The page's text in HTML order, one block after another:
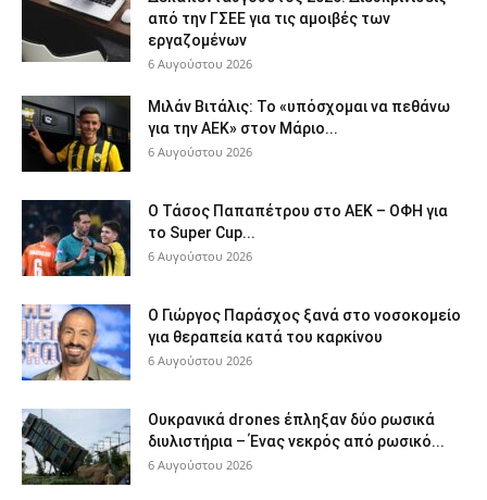
από την ΓΣΕΕ για τις αμοιβές των
εργαζομένων
6 Αυγούστου 2026
Μιλάν Βιτάλις: Το «υπόσχομαι να πεθάνω
για την ΑΕΚ» στον Μάριο...
6 Αυγούστου 2026
Ο Τάσος Παπαπέτρου στο ΑΕΚ – ΟΦΗ για
το Super Cup...
6 Αυγούστου 2026
O Γιώργος Παράσχος ξανά στο νοσοκομείο
για θεραπεία κατά του καρκίνου
6 Αυγούστου 2026
Ουκρανικά drones έπληξαν δύο ρωσικά
διυλιστήρια – Ένας νεκρός από ρωσικό...
6 Αυγούστου 2026